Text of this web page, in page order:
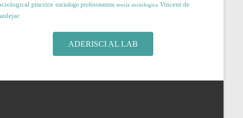
practice sociologo professionista teoria sociologica Vincent de
ADERISCI AL LAB